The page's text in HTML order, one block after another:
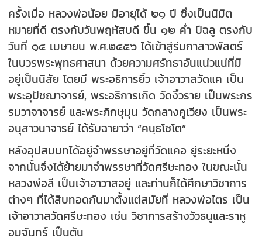
ครั้งเมื่อ หลวงพ่อน้อย มีอายุได้ ๒๑ ปี ซึ่งเป็นนิมิต
หมายที่ดี ตรงกับวันพฤหัสบดี ขึ้น ๑๒ ค่ำ ปีฉลู ตรงกับ
วันที่ ๑๔ เมษายน พ.ศ.๒๔๕๖ ได้เข้าสู่ร่มกาสาวพัสตร์
ในบวรพระพุทธศาสนา ด้วยความศรัทธาอันแน่วแน่ที่มี
อยู่เป็นนิสัย โดยมี พระอธิการยิ้ว เจ้าอาวาสวัดแค เป็น
พระอุปัชฌาจารย์, พระอธิการเกิด วัดงิ้วราย เป็นพระกร
รมวาจาจารย์ และพระภิกษุมุน วัดกลางคูเวียง เป็นพระ
อนุสาวนาจารย์ ได้รับฉายาว่า “คนฺธโชโต”
หลังอุปสมบทได้อยู่จำพรรษาอยู่ที่วัดแคอ ยู่ระยะหนึ่ง
จากนั้นจึงได้ย้ายมาจำพรรษาที่วัดศรีษะทอง ในขณะนั้น
หลวงพ่อลี เป็นเจ้าอาวาสอยู่ และท่านก็ได้ศึกษาวิชาการ
ต่างๆ ที่ได้สืบทอดกันมาตั้งแต่สมัยที่ หลวงพ่อไตร เป็น
เจ้าอาวาสวัดศรีษะทอง เช่น วิชาการสร้างวัวธนูและราหู
อมจันทร์ เป็นต้น